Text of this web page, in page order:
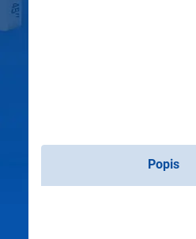
Popis